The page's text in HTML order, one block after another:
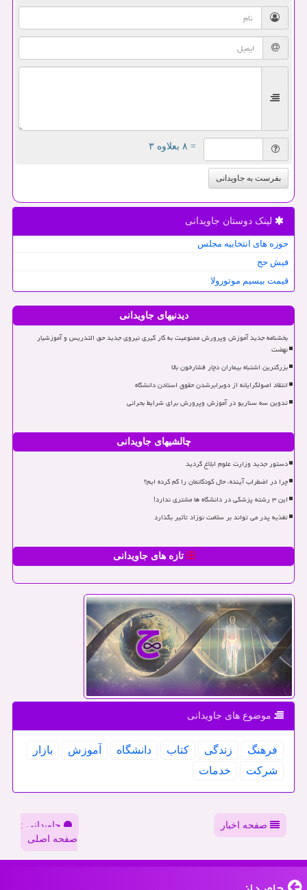
= ۸ بعلاوه ۳
بفرست به جاویدانی
لینک دوستان جاویدانی
حوزه های انتخابیه مجلس
فیش حج
قیمت بیسیم موتورولا
دیدنیهای جاویدانی
بخشنامه جدید آموزش وپرورش ممنوعیت به کار گیری نیروی جدید حق التدریس و آموزشیار
نهضت
بزرگترین اشتباه بیماران دچار فشارخون بالا
انتقاد اصولگرایانه از دوبرابرشدن حقوق استادن دانشگاه
تدوین سه سناریو در آموزش وپرورش برای شرایط بحرانی
چالشیهای جاویدانی
دستور جدید وزارت علوم ابلاغ گردید
چرا در اضطراب آینده، حال کودکانمان را گم کرده ایم؟
این ۳ رشته پزشکی در دانشگاه ها مشتری ندارد!
تغذیه پدر می تواند بر سلامت نوزاد تأثیر بگذارد
تازه های جاویدانی
موضوع های جاویدانی
فرهنگ زندگی كتاب دانشگاه آموزش
بازار
شركت
خدمات
صفحه اخبار
جاویدانی :
صفحه اصلی